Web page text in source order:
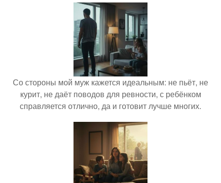
Со стороны мой муж кажется идеальным: не пьёт, не
курит, не даёт поводов для ревности, с ребёнком
справляется отлично, да и готовит лучше многих.